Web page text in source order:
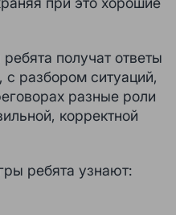
получат ответы
с разбором ситуаций,
разные роли
корректной
ребята узнают: